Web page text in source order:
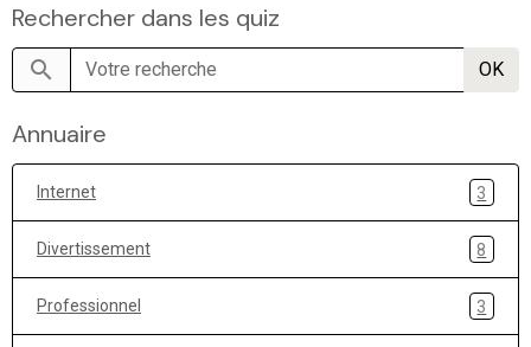
Rechercher dans les quiz
OK
Annuaire
Internet 3
Divertissement 8
Professionnel 3